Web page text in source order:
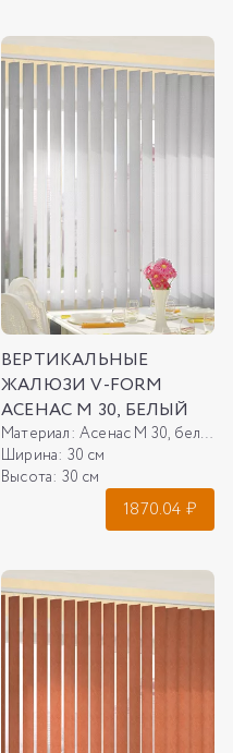
ВЕРТИКАЛЬНЫЕ
ЖАЛЮЗИ V-FORM
АСЕНАС М 30, БЕЛЫЙ
Материал: Асенас М 30, белый
Ширина: 30 см
Высота: 30 см
1870.04 ₽